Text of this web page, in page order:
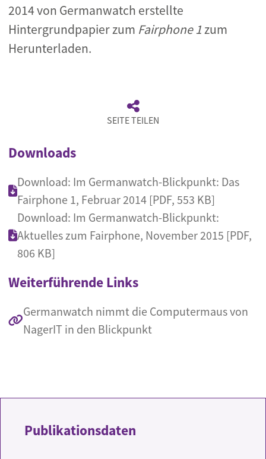
2014 von Germanwatch erstellte
Hintergrundpapier zum Fairphone 1zum
Herunterladen.
SEITE TEILEN
Downloads
Download: Im Germanwatch-Blickpunkt: Das
Fairphone 1, Februar 2014 [PDF, 553 KB]
Download: Im Germanwatch-Blickpunkt:
Aktuelles zum Fairphone, November 2015 [PDF,
806 KB]
Weiterführende Links
Germanwatch nimmt die Computermaus von
NagerIT in den Blickpunkt
Publikationsdaten